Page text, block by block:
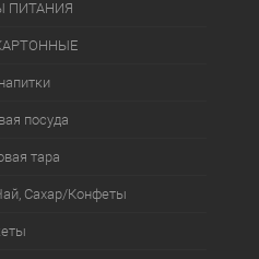
ПИТАНИЯ
посуда
тара
Сахар/Конфеты